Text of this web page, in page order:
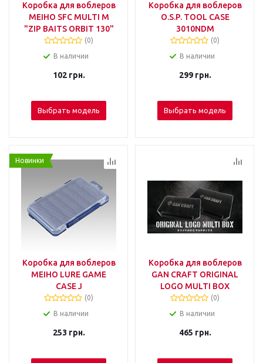
Коробка для воблеров
MEIHO SFC MULTI M
"ZIP BAITS ORBIT 130"
(0)
В наличии
102грн.
Выбрать модель
Коробка для воблеров
O.S.P. TOOL CASE
3010NDM
(0)
В наличии
299грн.
Выбрать модель
Новинки
Коробка для воблеров
MEIHO LURE GAME
CASE J
(0)
В наличии
253 грн.
Коробка для воблеров
GAN CRAFT ORIGINAL
LOGO MULTI BOX
(0)
В наличии
465 грн.